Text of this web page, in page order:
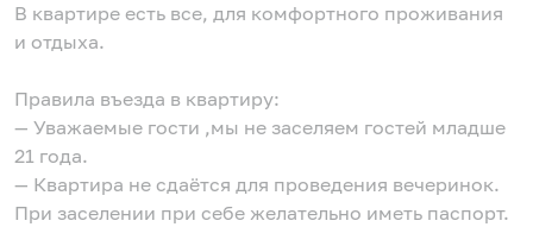
В квартире есть все, для комфортного проживания
и отдыха.
Правила въезда в квартиру:
— Уважаемые гости ,мы не заселяем гостей младше
21 года.
— Квартира не сдаётся для проведения вечеринок.
При заселении при себе желательно иметь паспорт.